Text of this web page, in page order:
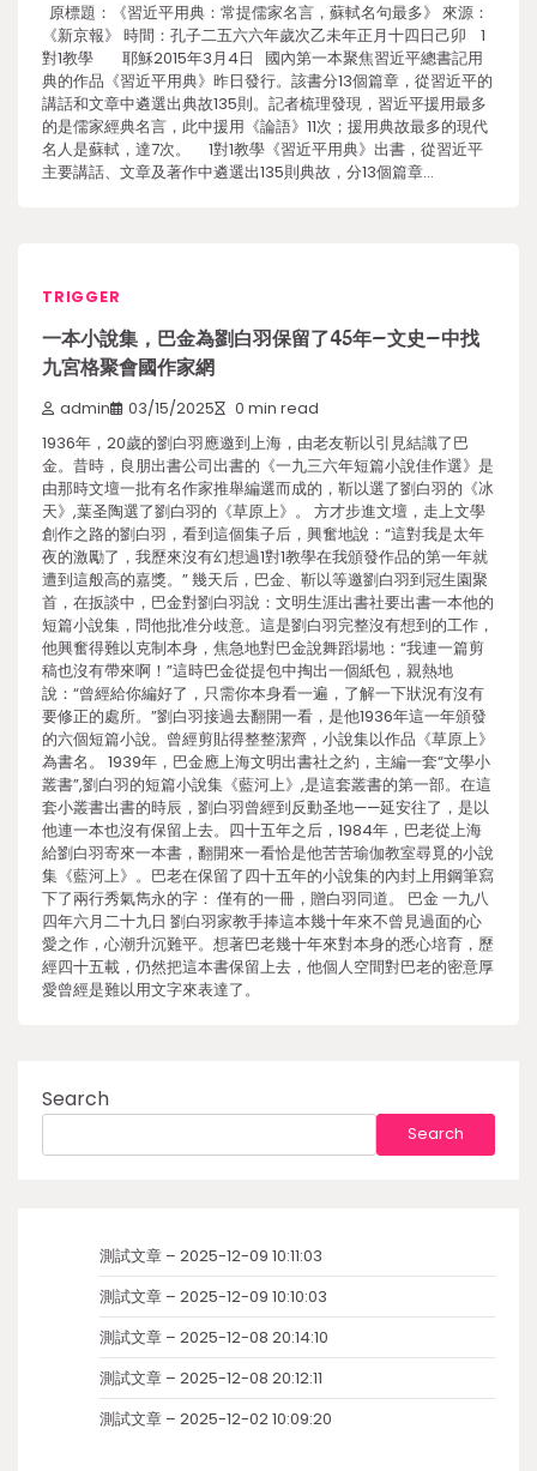
原標題：《習近平用典：常提儒家名言，蘇軾名句最多》 來源：
《新京報》 時間：孔子二五六六年歲次乙未年正月十四日己卯 1
對1教學 耶穌2015年3月4日 國內第一本聚焦習近平總書記用
典的作品《習近平用典》昨日發行。該書分13個篇章，從習近平的
講話和文章中遴選出典故135則。記者梳理發現，習近平援用最多
的是儒家經典名言，此中援用《論語》11次；援用典故最多的現代
名人是蘇軾，達7次。 1對1教學《習近平用典》出書，從習近平
主要講話、文章及著作中遴選出135則典故，分13個篇章…
TRIGGER
一本小說集，巴金為劉白羽保留了45年–文史–中找
九宮格聚會國作家網
admin 03/15/2025 0 min read
1936年，20歲的劉白羽應邀到上海，由老友靳以引見結識了巴
金。昔時，良朋出書公司出書的《一九三六年短篇小說佳作選》是
由那時文壇一批有名作家推舉編選而成的，靳以選了劉白羽的《冰
天》,葉圣陶選了劉白羽的《草原上》。 方才步進文壇，走上文學
創作之路的劉白羽，看到這個集子后，興奮地說：“這對我是太年
夜的激勵了，我歷來沒有幻想過1對1教學在我頒發作品的第一年就
遭到這般高的嘉獎。” 幾天后，巴金、靳以等邀劉白羽到冠生園聚
首，在扳談中，巴金對劉白羽說：文明生涯出書社要出書一本他的
短篇小說集，問他批准分歧意。這是劉白羽完整沒有想到的工作，
他興奮得難以克制本身，焦急地對巴金說舞蹈場地：“我連一篇剪
稿也沒有帶來啊！”這時巴金從提包中掏出一個紙包，親熱地
說：“曾經給你編好了，只需你本身看一遍，了解一下狀況有沒有
要修正的處所。”劉白羽接過去翻開一看，是他1936年這一年頒發
的六個短篇小說。曾經剪貼得整整潔齊，小說集以作品《草原上》
為書名。 1939年，巴金應上海文明出書社之約，主編一套“文學小
叢書”,劉白羽的短篇小說集《藍河上》,是這套叢書的第一部。在這
套小叢書出書的時辰，劉白羽曾經到反動圣地——延安往了，是以
他連一本也沒有保留上去。四十五年之后，1984年，巴老從上海
給劉白羽寄來一本書，翻開來一看恰是他苦苦瑜伽教室尋覓的小說
集《藍河上》。巴老在保留了四十五年的小說集的內封上用鋼筆寫
下了兩行秀氣雋永的字： 僅有的一冊，贈白羽同道。 巴金 一九八
四年六月二十九日 劉白羽家教手捧這本幾十年來不曾見過面的心
愛之作，心潮升沉難平。想著巴老幾十年來對本身的悉心培育，歷
經四十五載，仍然把這本書保留上去，他個人空間對巴老的密意厚
愛曾經是難以用文字來表達了。
Search
Search
測試文章 – 2025-12-09 10:11:03
測試文章 – 2025-12-09 10:10:03
測試文章 – 2025-12-08 20:14:10
測試文章 – 2025-12-08 20:12:11
測試文章 – 2025-12-02 10:09:20